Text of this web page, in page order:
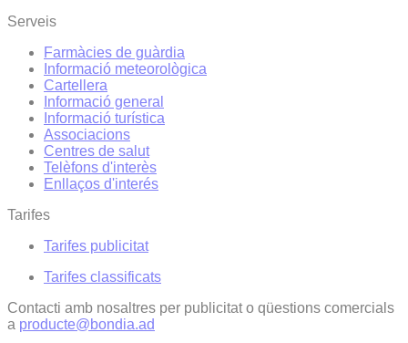
Serveis
Farmàcies de guàrdia
Informació meteorològica
Cartellera
Informació general
Informació turística
Associacions
Centres de salut
Telèfons d'interès
Enllaços d'interés
Tarifes
Tarifes publicitat
Tarifes classificats
Contacti amb nosaltres per publicitat o qüestions comercials
a producte@bondia.ad